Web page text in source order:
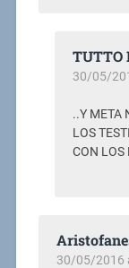
TUTTO
30/05/
..Y META
LOS
CON LOS
30/05/2016